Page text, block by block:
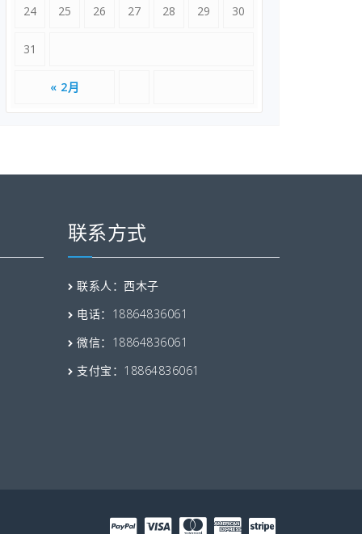
« 2月
24 25 26 27 28 29 30
31
联系方式
联系人：西木子
电话：18864836061
微信：18864836061
支付宝：18864836061